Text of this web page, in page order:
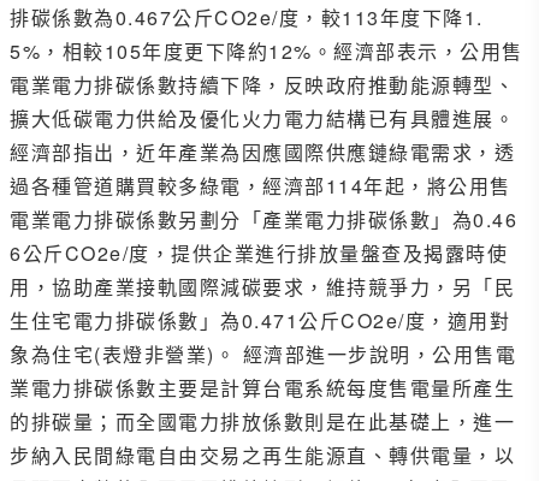
排碳係數為0.467公斤CO2e/度，較113年度下降1.
5%，相較105年度更下降約12%。經濟部表示，公用售
電業電力排碳係數持續下降，反映政府推動能源轉型、
擴大低碳電力供給及優化火力電力結構已有具體進展。
經濟部指出，近年產業為因應國際供應鏈綠電需求，透
過各種管道購買較多綠電，經濟部114年起，將公用售
電業電力排碳係數另劃分「產業電力排碳係數」為0.46
6公斤CO2e/度，提供企業進行排放量盤查及揭露時使
用，協助產業接軌國際減碳要求，維持競爭力，另「民
生住宅電力排碳係數」為0.471公斤CO2e/度，適用對
象為住宅(表燈非營業)。 經濟部進一步說明，公用售電
業電力排碳係數主要是計算台電系統每度售電量所產生
的排碳量；而全國電力排放係數則是在此基礎上，進一
步納入民間綠電自由交易之再生能源直、轉供電量，以